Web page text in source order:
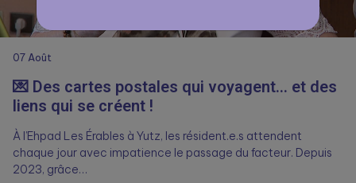
07 Août
💌 Des cartes postales qui voyagent… et des
liens qui se créent !
À l’Ehpad Les Érables à Yutz, les résident.e.s attendent
chaque jour avec impatience le passage du facteur. Depuis
2023, grâce…